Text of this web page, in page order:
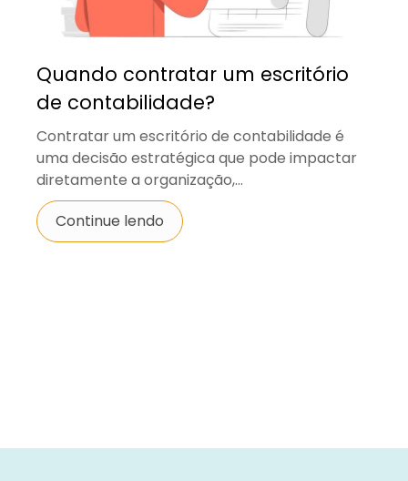
Quando contratar um escritório
de contabilidade?
Contratar um escritório de contabilidade é
uma decisão estratégica que pode impactar
diretamente a organização,...
Continue lendo